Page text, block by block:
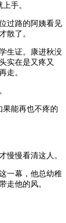
手。
过路的阿姨看见
散了。
生证。康进秋没
实在是又疼又
走。
果能再也不疼的
慢慢看清这人。
一幕，他总幼稚
走他的风。